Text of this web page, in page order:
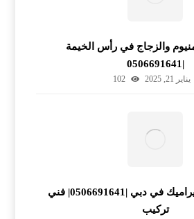
والزجاج في رأس الخيمة
|0506691641
يناير 21, 2025 102
شركة تركيب سيراميك في دبي |0506691641| فني
تركيب